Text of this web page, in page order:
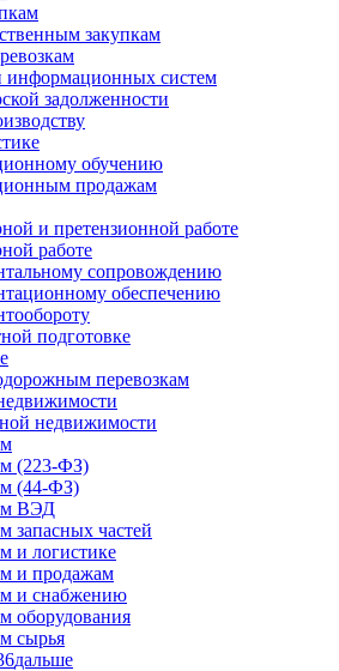
закупкам
информационных систем
задолженности
обучению
продажам
и претензионной работе
работе
сопровождению
обеспечению
подготовке
перевозкам
недвижимости
(223-ФЗ)
(44-ФЗ)
ВЭД
запасных частей
и логистике
и продажам
и снабжению
оборудования
сырья
дальше